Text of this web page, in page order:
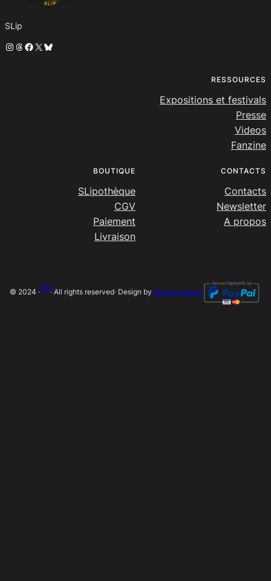
SLip
Instagram
Threads
Facebook
X Bluesky
RESSOURCES
Expositions et festivals
Presse
Videos
Fanzine
BOUTIQUE
SLipothèque
CGV
Paiement
Livraison
CONTACTS
Contacts
Newsletter
A propos
© 2024 ·
SLip
· All rights reserved· Design by Damien Salort